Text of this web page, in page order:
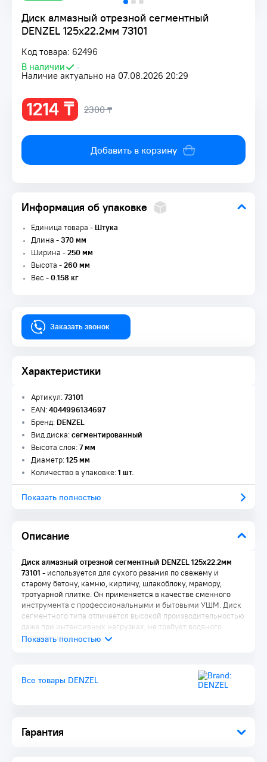
Диск алмазный отрезной сегментный
DENZEL 125х22.2мм 73101
Код товара: 62496
В наличии
•
Наличие актуально на 07.08.2026 20:29
1214 ₸ 2300 ₸
Добавить в корзину
Информация об упаковке
Единица товара -Штука
Длина -370 мм
Ширина -250 мм
Высота -260 мм
Вес -0.158 кг
Заказать звонок
Характеристики
Описание
Гарантия
Артикул:73101
EAN:4044996134697
Бренд:DENZEL
Вид диска:сегментированный
Высота слоя:7 мм
Диаметр:125 мм
Количество в упаковке:1 шт.
Показать полностью
Диск алмазный отрезной сегментный DENZEL 125х22.2мм
73101 - используется для сухого резания по свежему и
старому бетону, камню, кирпичу, шлакоблоку, мрамору,
тротуарной плитке. Он применяется в качестве сменного
инструмента с профессиональными и бытовыми УШМ. Диск
сегментного типа отличается высокой производительностью
даже при интенсивных нагрузках, не требует водяного
охлаждения.
Эффективность реза плотных материалов обеспечивает
сбалансированная металлическая связка, устойчивая к
Диск разделен на сегменты, что способствует хорошему
Все товары DENZEL